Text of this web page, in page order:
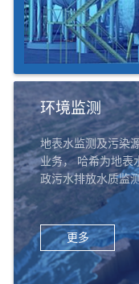
环境监测
地表水监测及污染
业务， 哈希为地表
政污水排放水质监
更多